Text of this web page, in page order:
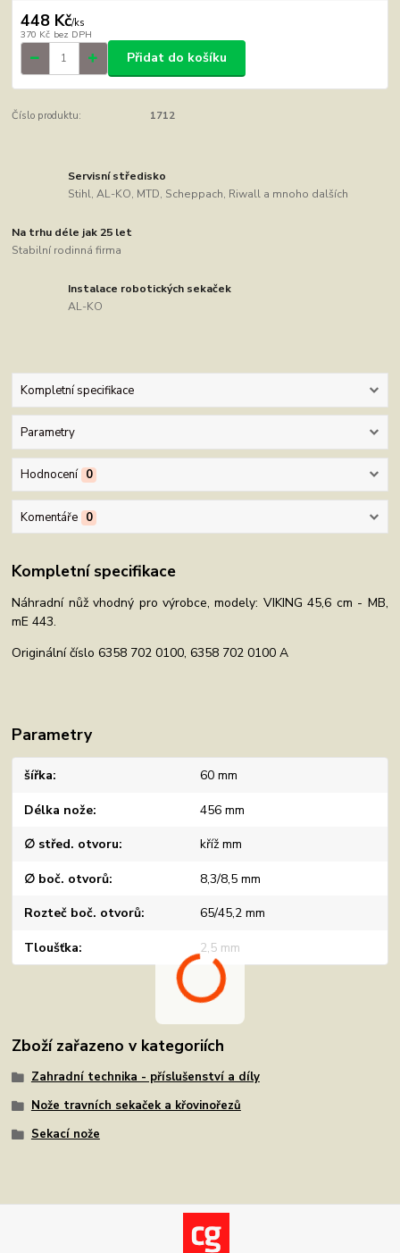
448 Kč/ks
370 Kč bez DPH
Přidat do košíku
Číslo produktu: 1712
Servisní středisko
Stihl, AL-KO, MTD, Scheppach, Riwall a mnoho dalších
Na trhu déle jak 25 let
Stabilní rodinná firma
Instalace robotických sekaček
AL-KO
Kompletní specifikace
Parametry
Hodnocení 0
Komentáře 0
Kompletní specifikace
Náhradní nůž vhodný pro výrobce, modely: VIKING 45,6 cm - MB,
mE 443.
Originální číslo 6358 702 0100, 6358 702 0100 A
Parametry
šířka 60 mm
Délka nože 456 mm
∅ střed. otvoru kříž mm
∅ boč. otvorů 8,3/8,5 mm
Rozteč boč. otvorů 65/45,2 mm
Tloušťka 2,5 mm
Zboží zařazeno v kategoriích
Zahradní technika - příslušenství a díly
Nože travních sekaček a křovinořezů
Sekací nože